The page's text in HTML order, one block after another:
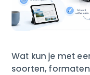
Wat kun je met
soorten,